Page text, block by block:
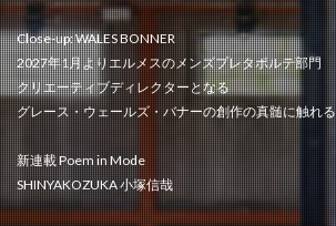
Close-up: WALES BONNER
2027年1月よりエルメスのメンズプレタポルテ部門
クリエーティブディレクターとなる
グレース・ウェールズ・バナーの創作の真髄に触れる
新連載 Poem in Mode
SHINYAKOZUKA 小塚信哉